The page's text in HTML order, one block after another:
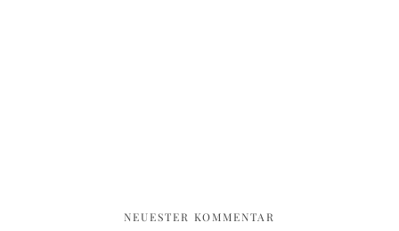
NEUESTER KOMMENTAR